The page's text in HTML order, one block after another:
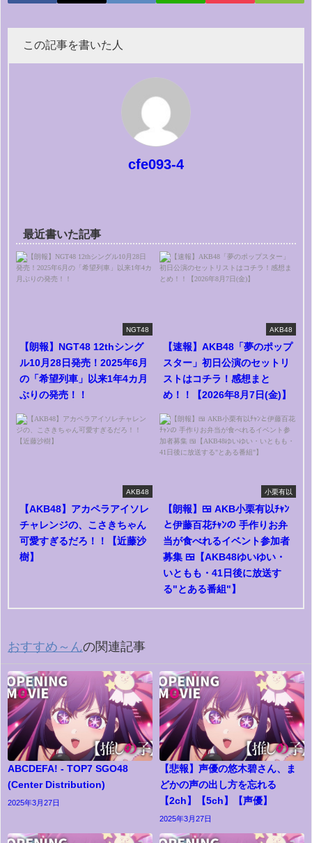
この記事を書いた人
cfe093-4
最近書いた記事
NGT48
【朗報】NGT48 12thシング
ル10月28日発売！2025年6月
の「希望列車」以来1年4カ月
ぶりの発売！！
AKB48
【速報】AKB48「夢のポップ
スター」初日公演のセットリ
ストはコチラ！感想まと
め！！【2026年8月7日(金)】
AKB48
【AKB48】アカペラアイソレ
チャレンジの、こさきちゃん
可愛すぎるだろ！！【近藤沙
樹】
小栗有以
【朗報】🍱 AKB小栗有以ﾁｬﾝ
と伊藤百花ﾁｬﾝの 手作りお弁
当が食べれるイベント参加者
募集 🍱【AKB48ゆいゆい・
いともも・41日後に放送す
る"とある番組"】
おすすめ～んの関連記事
ABCDEFA! - TOP7 SGO48
(Center Distribution)
2025年3月27日
【悲報】声優の悠木碧さん、ま
どかの声の出し方を忘れる
【2ch】【5ch】【声優】
2025年3月27日